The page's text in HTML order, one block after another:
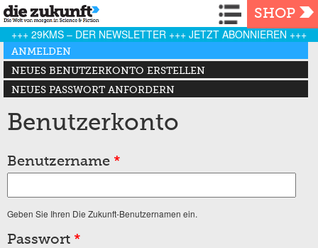
Navigation
SHOP
+++ 29KMS – DER NEWSLETTER +++ JETZT ABONNIEREN +++
Haupt-Reiter
ANMELDEN
(AKTIVER REITER)
NEUES BENUTZERKONTO ERSTELLEN
NEUES PASSWORT ANFORDERN
Benutzerkonto
Benutzername *
Geben Sie Ihren Die Zukunft-Benutzernamen ein.
Passwort *